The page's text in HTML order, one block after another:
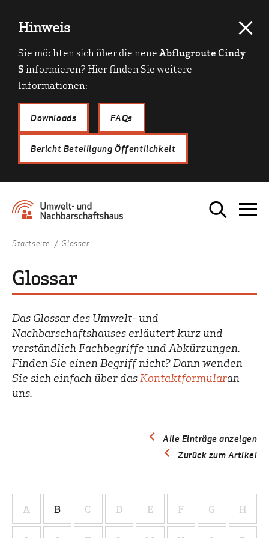
Hinweis
Sie möchten sich über die neueAbflugroute Cindy
Sinformieren? Hier finden Sie weitere
Informationen:
Downloads FAQs
Bericht Beteiligung Öffentlichkeit
Startseite Glossar
Glossar
Das Glossar des Umwelt- und
Nachbarschaftshauses erläutert kurz und
verständlich Fachbegriffe und Abkürzungen.
Finden Sie einen Begriff nicht? Dann wenden
Sie sich einfach über dasKontaktformularan
uns.
Alle Einträge anzeigen
Zurück zum Artikel
A B C D E F G H